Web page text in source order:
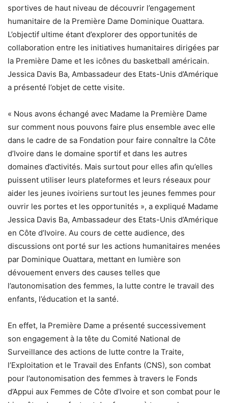
sportives de haut niveau de découvrir l’engagement
humanitaire de la Première Dame Dominique Ouattara.
L’objectif ultime étant d’explorer des opportunités de
collaboration entre les initiatives humanitaires dirigées par
la Première Dame et les icônes du basketball américain.
Jessica Davis Ba, Ambassadeur des Etats-Unis d’Amérique
a présenté l’objet de cette visite.
« Nous avons échangé avec Madame la Première Dame
sur comment nous pouvons faire plus ensemble avec elle
dans le cadre de sa Fondation pour faire connaître la Côte
d’Ivoire dans le domaine sportif et dans les autres
domaines d’activités. Mais surtout pour elles afin qu’elles
puissent utiliser leurs plateformes et leurs réseaux pour
aider les jeunes ivoiriens surtout les jeunes femmes pour
ouvrir les portes et les opportunités », a expliqué Madame
Jessica Davis Ba, Ambassadeur des Etats-Unis d’Amérique
en Côte d’Ivoire. Au cours de cette audience, des
discussions ont porté sur les actions humanitaires menées
par Dominique Ouattara, mettant en lumière son
dévouement envers des causes telles que
l’autonomisation des femmes, la lutte contre le travail des
enfants, l’éducation et la santé.
En effet, la Première Dame a présenté successivement
son engagement à la tête du Comité National de
Surveillance des actions de lutte contre la Traite,
l’Exploitation et le Travail des Enfants (CNS), son combat
pour l’autonomisation des femmes à travers le Fonds
d’Appui aux Femmes de Côte d’Ivoire et son combat pour le